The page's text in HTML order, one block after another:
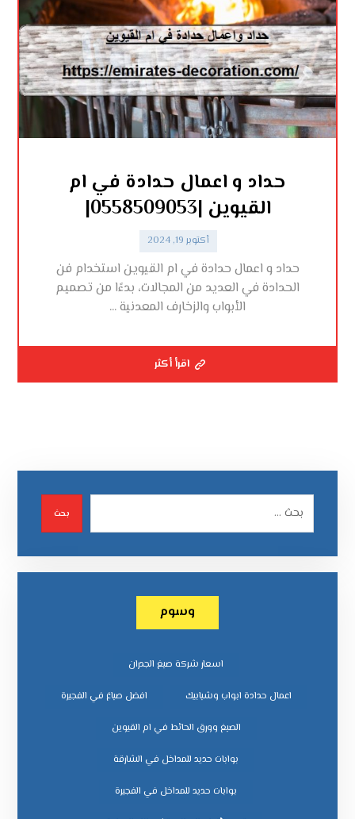
حداد و اعمال حدادة في ام
القيوين |0558509053|
أكتوبر 19, 2024
حداد و اعمال حدادة في ام القيوين استخدام فن
الحدادة في العديد من المجالات، بدءًا من تصميم
الأبواب والزخارف المعدنية ...
اقرأ أكثر
بحث
وسوم
اسعار شركة صبغ الجدران
اعمال حدادة ابواب وشبابيك افضل صباغ في الفجيرة
الصبغ وورق الحائط في ام القيوين
بوابات حديد للمداخل في الشارقة
بوابات حديد للمداخل في الفجيرة